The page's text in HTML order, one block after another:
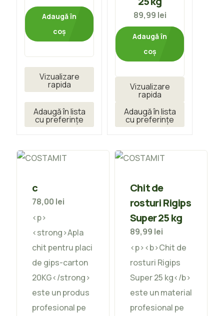
Adaugă în
coș
Vizualizare
rapida
Adaugă în lista
cu preferințe
89,99 lei
Adaugă în
coș
Vizualizare
rapida
Adaugă în lista
cu preferințe
c
78,00 lei
<p>
<strong>Apla
chit pentru placi
de gips-carton
20KG</strong>
este un produs
profesional pe
Chit de
rosturi Rigips
Super 25 kg
89,99 lei
<p><b>Chit de
rosturi Rigips
Super 25 kg</b>
este un material
profesional pe